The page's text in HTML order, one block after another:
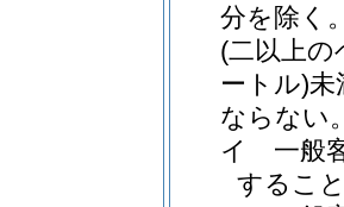
分を除く
(二以上
ートル)未
ならない
イ
一般
するこ